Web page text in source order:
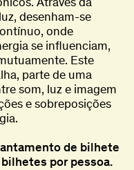
desenham-se
onde
se influenciam,
Este
parte de uma
som, luz e imagem
e sobreposições
de bilhete
por pessoa.